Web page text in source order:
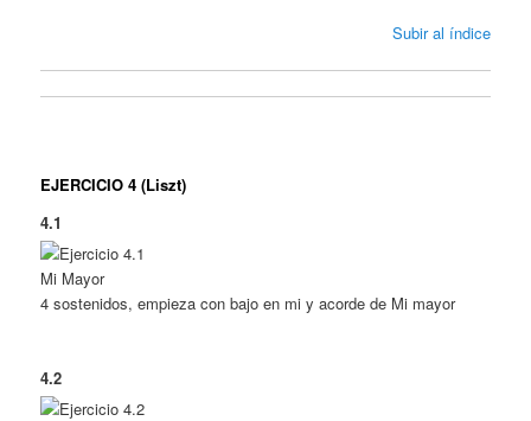
Subir al índice
EJERCICIO 4 (Liszt)
4.1
Mi Mayor
4 sostenidos, empieza con bajo en mi y acorde de Mi mayor
4.2